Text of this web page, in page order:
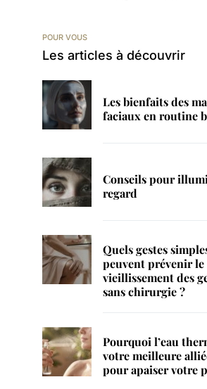
POUR VOUS
Les articles à découvrir
Les bienfaits des
faciaux en routine
Conseils pour
regard
Quels gestes
peuvent prévenir le
vieillissement des
sans chirurgie ?
Pourquoi l’eau
votre meilleure
pour apaiser votre